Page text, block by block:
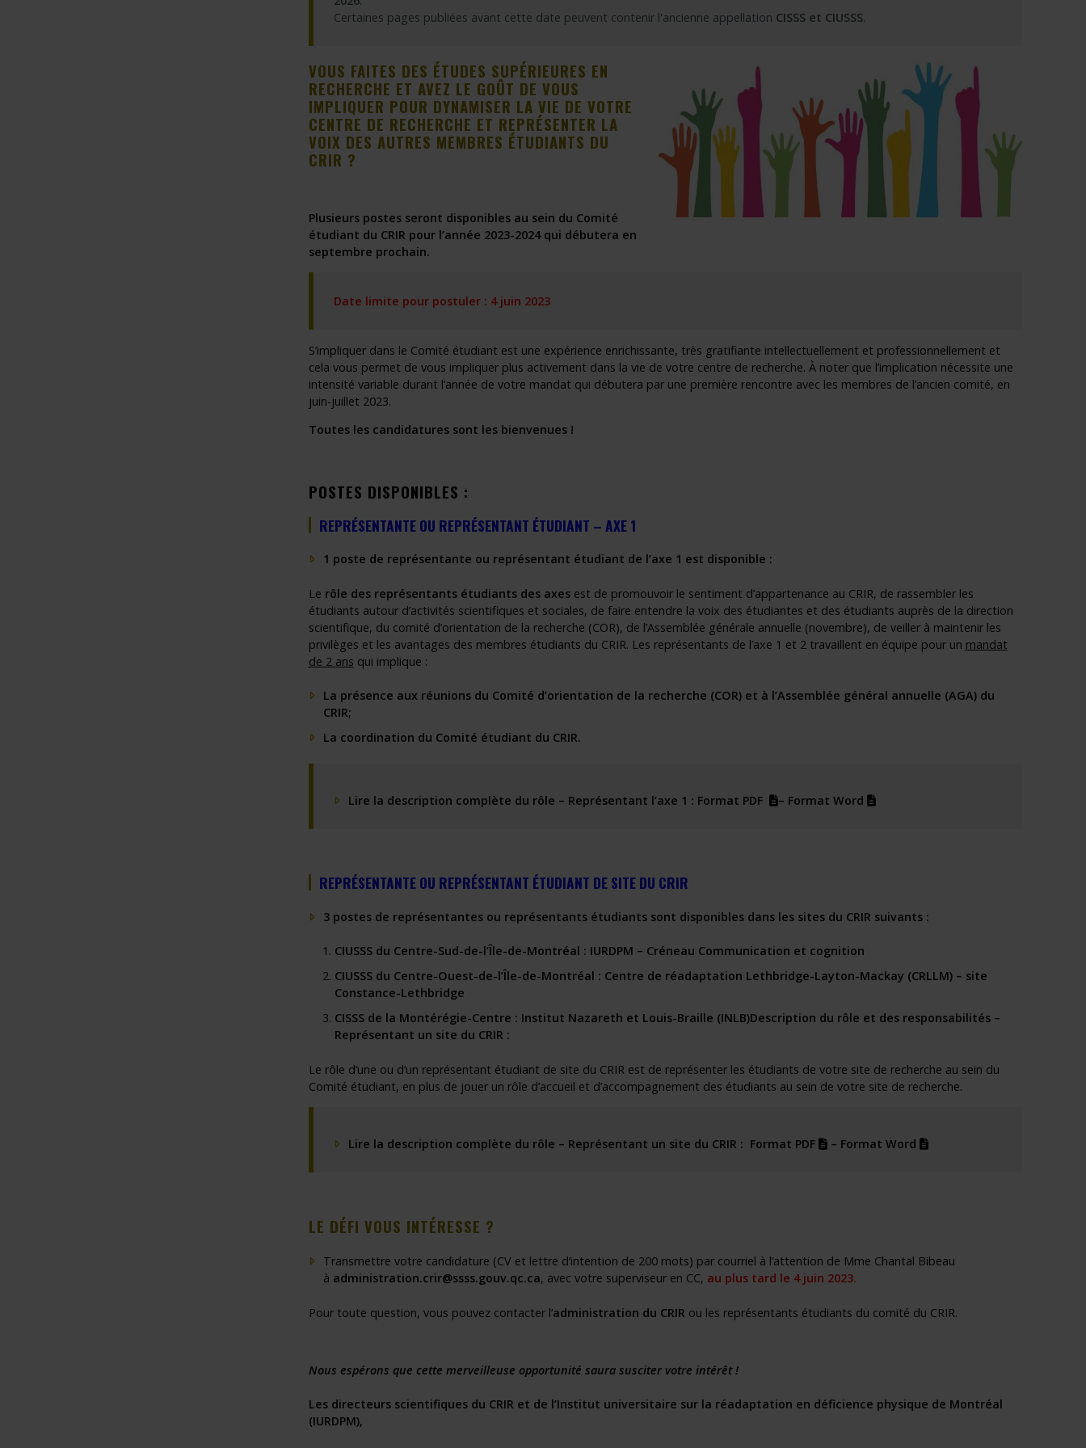
Programmes – Soutien à la recherche
Résultats – Programmes : Soutien financier
Comment devenir membre
Faire un stage de recherche
Étudiants internationaux
Comment devenir membre
Publications en libre accès
Réaliser une affiche scientifique
Recherche en temps de pandémie
Rapports à consulter
Certaines pages publiées avant cette date peuvent contenir l'ancienne appellation CISSS et CIUSSS.
VOUS FAITES DES ÉTUDES SUPÉRIEURES EN
RECHERCHE ET AVEZ LE GOÛT DE VOUS
IMPLIQUER POUR DYNAMISER LA VIE DE VOTRE
CENTRE DE RECHERCHE ET REPRÉSENTER LA
VOIX DES AUTRES MEMBRES ÉTUDIANTS DU
CRIR ?
Plusieurs postes seront disponibles au sein du Comité
étudiant du CRIR pour l’année 2023-2024qui débutera en
septembre prochain.
Date limite pour postuler : 4 juin 2023
S’impliquer dans le Comité étudiant est une expérience enrichissante, très gratifiante intellectuellement et professionnellement et
cela vous permet de vous impliquer plus activement dans la vie de votre centre de recherche. À noter que l’implication nécessite une
intensité variable durant l’année de votre mandat qui débutera par une première rencontre avec les membres de l’ancien comité, en
juin-juillet 2023.
Toutes les candidatures sont les bienvenues !
POSTES DISPONIBLES :
REPRÉSENTANTE OU REPRÉSENTANT ÉTUDIANT – AXE 1
1 poste de représentante ou représentant étudiant de l’axe 1 est disponible :
Le rôle des représentants étudiants des axes est de promouvoir le sentiment d’appartenance au CRIR, de rassembler les
étudiants autour d’activités scientifiques et sociales, de faire entendre la voix des étudiantes et des étudiants auprès de la direction
scientifique, du comité d’orientation de la recherche (COR), de l’Assemblée générale annuelle (novembre), de veiller à maintenir les
privilèges et les avantages des membres étudiants du CRIR. Les représentants de l’axe 1 et 2 travaillent en équipe pour un mandat
de 2 ans qui implique :
La présence aux réunions du Comité d’orientation de la recherche (COR) et à l’Assemblée général annuelle (AGA) du
CRIR;
La coordination du Comité étudiant du CRIR.
Lire la description complète du rôle – Représentant l’axe 1 : Format PDF (pdf)
– Format Word (docx)
REPRÉSENTANTE OU REPRÉSENTANT ÉTUDIANT DE SITE DU CRIR
3 postes de représentantes ou représentants étudiants sont disponibles dans les sites du CRIR suivants :
CIUSSS du Centre-Sud-de-l’Île-de-Montréal : IURDPM – Créneau Communication et cognition
CIUSSS du Centre-Ouest-de-l’Île-de-Montréal : Centre de réadaptation Lethbridge-Layton-Mackay (CRLLM) – site
Constance-Lethbridge
CISSS de la Montérégie-Centre : Institut Nazareth et Louis-Braille (INLB)Description du rôle et des responsabilités –
Représentant un site du CRIR :
Le rôle d’une ou d’un représentant étudiant de site du CRIR est de représenter les étudiants de votre site de recherche au sein du
Comité étudiant, en plus de jouer un rôle d’accueil et d’accompagnement des étudiants au sein de votre site de recherche.
Lire la description complète du rôle – Représentant un site du CRIR : Format PDF (pdf)
– Format Word (docx)
LE DÉFI VOUS INTÉRESSE ?
Transmettre votre candidature (CV et lettre d’intention de 200 mots) par courriel à l’attention de Mme Chantal Bibeau
à administration.crir@ssss.gouv.qc.ca, avec votre superviseur en CC, au plus tard le 4 juin 2023.
Pour toute question, vous pouvez contacter l’administration du CRIR ou les représentants étudiants du comité du CRIR.
Nous espérons que cette merveilleuse opportunité saura susciter votre intérêt !
Les directeurs scientifiques du CRIR et de l’Institut universitaire sur la réadaptation en déficience physique de Montréal
(IURDPM),